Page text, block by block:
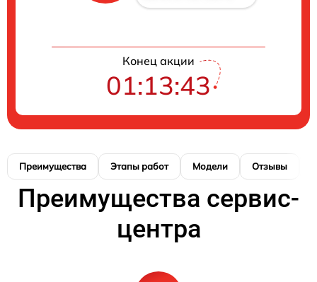
Конец акции
01:13:43
Преимущества Этапы работ Модели Отзывы
Преимущества сервис-
центра